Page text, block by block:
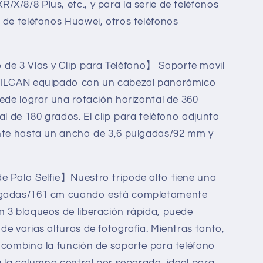
Android
X/8/8 Plus, etc., y para la serie de teléfonos
de teléfonos Huawei, otros teléfonos
3 Vías y Clip para Teléfono】 Soporte movil
equipado con un cabezal panorámico
lograr una rotación horizontal de 360
de 180 grados. El clip para teléfono adjunto
hasta un ancho de 3,6 pulgadas/92 mm y
Palo Selfie】Nuestro tripode alto tiene una
161 cm cuando está completamente
3 bloqueos de liberación rápida, puede
varias alturas de fotografía. Mientras tanto,
la función de soporte para teléfono